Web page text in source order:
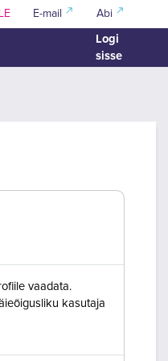
E-mail Abi
Logi
sisse
vaadata.
kasutaja